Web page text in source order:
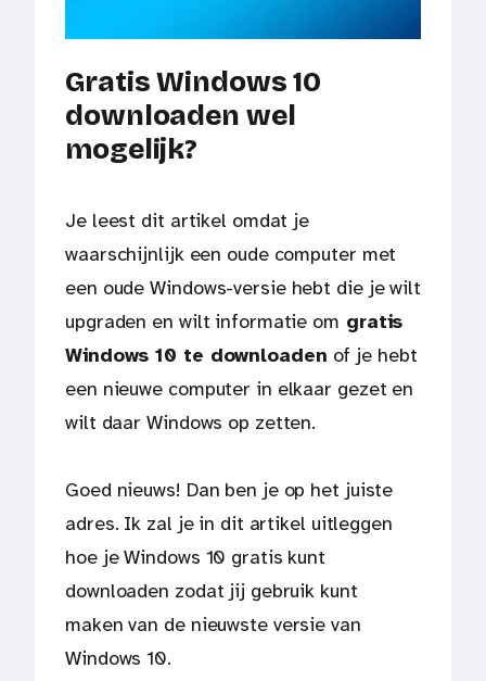
Gratis Windows 10
downloaden wel
mogelijk?
Je leest dit artikel omdat je
waarschijnlijk een oude computer met
een oude Windows-versie hebt die je wilt
upgraden en wilt informatie om gratis
Windows 10 te downloaden of je hebt
een nieuwe computer in elkaar gezet en
wilt daar Windows op zetten.
Goed nieuws! Dan ben je op het juiste
adres. Ik zal je in dit artikel uitleggen
hoe je Windows 10 gratis kunt
downloaden zodat jij gebruik kunt
maken van de nieuwste versie van
Windows 10.